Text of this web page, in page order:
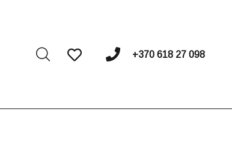
+370 618 27 098